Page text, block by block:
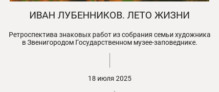
ИВАН ЛУБЕННИКОВ. ЛЕТО ЖИЗНИ
Ретроспектива знаковых работ из собрания семьи художника
в Звенигородом Государственном музее-заповеднике.
18 июля 2025